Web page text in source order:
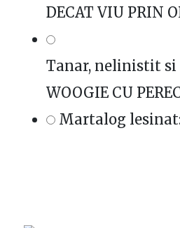
DECAT VIU PRIN
Tanar, nelinistit si
WOOGIE CU
Martalog lesinat: